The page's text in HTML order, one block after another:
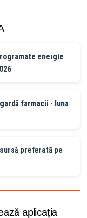
energie
farmacii - luna
preferată pe
aplicația